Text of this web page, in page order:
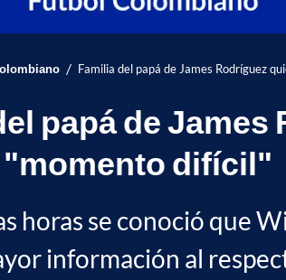
/ Familia del papá de James Rodríguez
papá de
difícil"
horas se conoció que
información al